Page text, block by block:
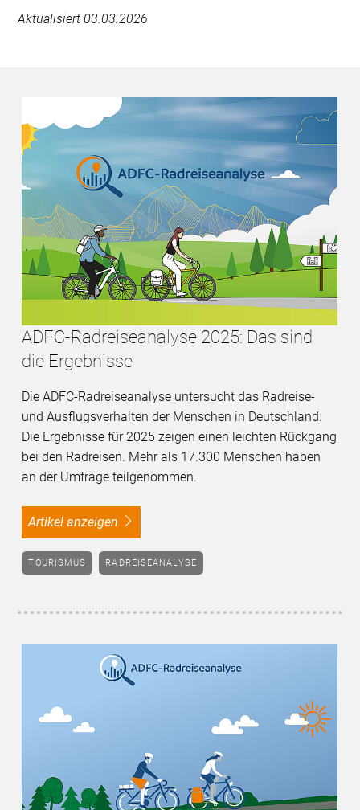
Aktualisiert 03.03.2026
ADFC-Radreiseanalyse 2025: Das sind
die Ergebnisse
Die ADFC-Radreiseanalyse untersucht das Radreise-
und Ausflugsverhalten der Menschen in Deutschland:
Die Ergebnisse für 2025 zeigen einen leichten Rückgang
bei den Radreisen. Mehr als 17.300 Menschen haben
an der Umfrage teilgenommen.
Artikel anzeigen
TOURISMUS RADREISEANALYSE